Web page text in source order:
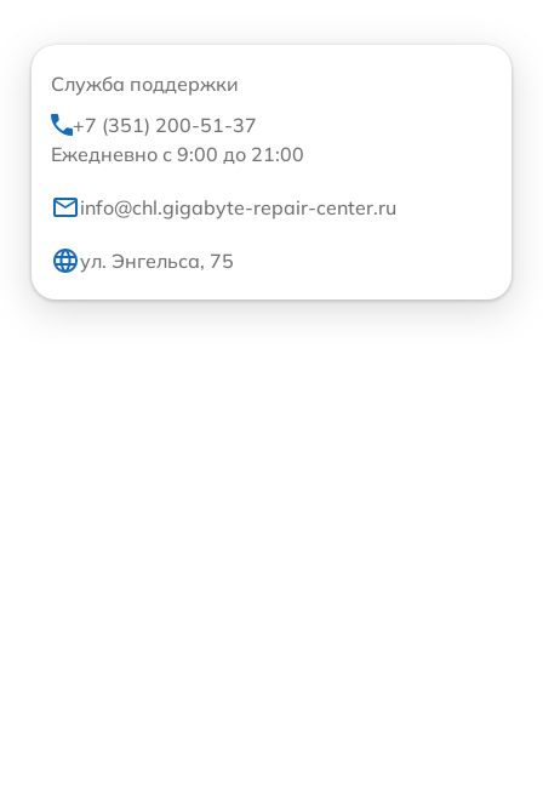
Служба поддержки
+7 (351) 200-51-37
Ежедневно с 9:00 до 21:00
info@chl.gigabyte-repair-center.ru
ул. Энгельса, 75